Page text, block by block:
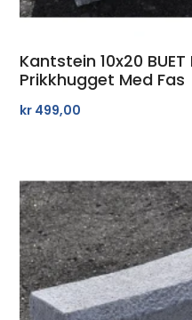
Kantstein 10x20
Prikkhugget Med Fas
kr 499,00